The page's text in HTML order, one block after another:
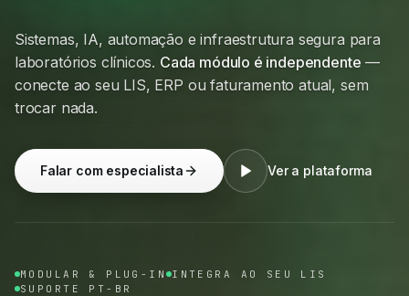
Sistemas, IA, automação e infraestrutura segura para
laboratórios clínicos. Cada módulo é independente —
conecte ao seu LIS, ERP ou faturamento atual, sem
trocar nada.
Falar com especialista Ver a plataforma
MODULAR & PLUG-IN INTEGRA AO SEU LIS
SUPORTE PT-BR